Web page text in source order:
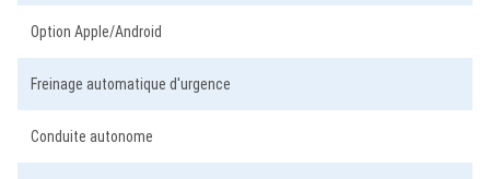
Option Apple/Android
Freinage automatique d'urgence
Conduite autonome